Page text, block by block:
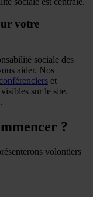
votre
sociale des
aider. Nos
conférenciers et
sur le site.
?
volontiers